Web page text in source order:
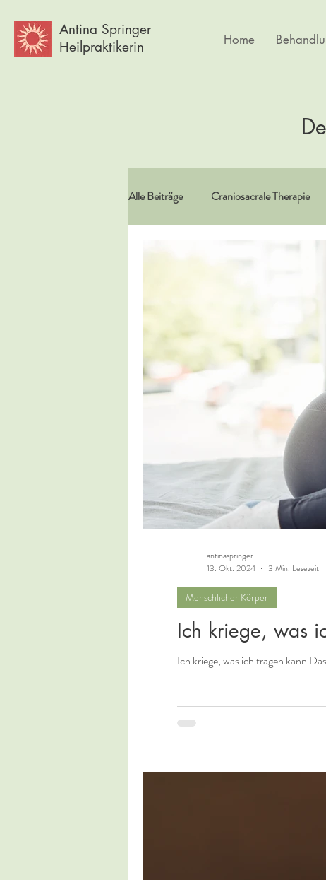
Antina Springer
Heilpraktikerin
Home
Alle Beiträge Craniosacrale Therapie
Ich kriege, was
Ich kriege, was ich tragen kann
Menschlicher Körper
antinaspringer
13. Okt. 2024
3 Min. Lesezeit